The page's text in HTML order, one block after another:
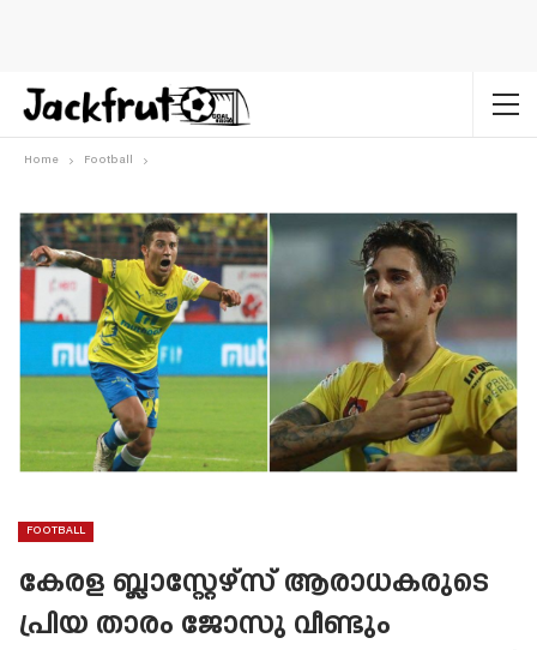
Home Football
FOOTBALL
കേരള ബ്ലാസ്റ്റേഴ്‌സ് ആരാധകരുടെ
പ്രിയ താരം ജോസു വീണ്ടും